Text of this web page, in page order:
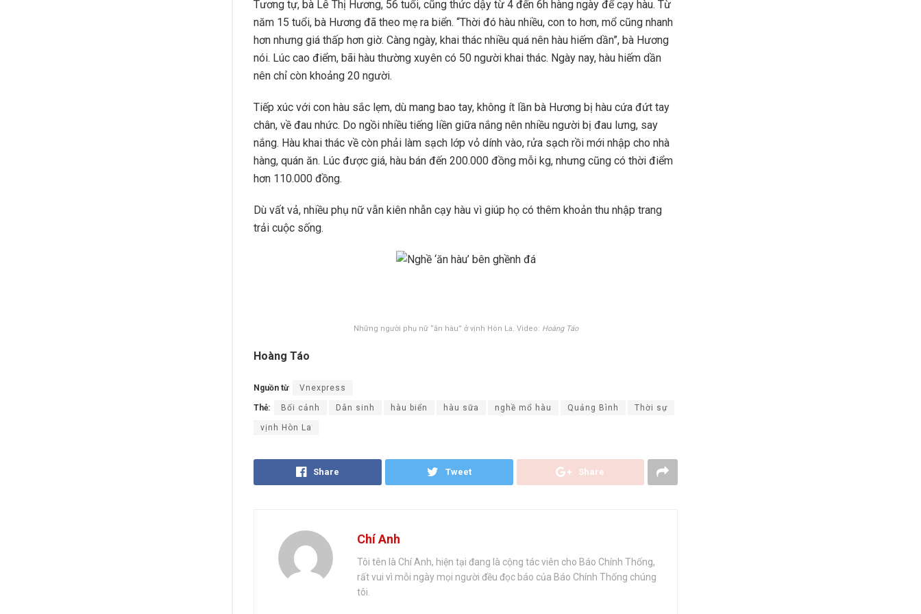
Tương tự, bà Lê Thị Hương, 56 tuổi, cũng thức dậy từ 4 đến 6h hàng ngày để cạy hàu. Từ
năm 15 tuổi, bà Hương đã theo mẹ ra biển. “Thời đó hàu nhiều, con to hơn, mổ cũng nhanh
hơn nhưng giá thấp hơn giờ. Càng ngày, khai thác nhiều quá nên hàu hiếm dần”, bà Hương
nói. Lúc cao điểm, bãi hàu thường xuyên có 50 người khai thác. Ngày nay, hàu hiếm dần
nên chỉ còn khoảng 20 người.
Tiếp xúc với con hàu sắc lẹm, dù mang bao tay, không ít lần bà Hương bị hàu cứa đứt tay
chân, về đau nhức. Do ngồi nhiều tiếng liền giữa nắng nên nhiều người bị đau lưng, say
nắng. Hàu khai thác về còn phải làm sạch lớp vỏ dính vào, rửa sạch rồi mới nhập cho nhà
hàng, quán ăn. Lúc được giá, hàu bán đến 200.000 đồng mỗi kg, nhưng cũng có thời điểm
hơn 110.000 đồng.
Dù vất vả, nhiều phụ nữ vẫn kiên nhẫn cạy hàu vì giúp họ có thêm khoản thu nhập trang
trải cuộc sống.
Những người phụ nữ “ăn hàu” ở vịnh Hòn La. Video: Hoàng Táo
Hoàng Táo
Nguồn từ Vnexpress
Thẻ: Bối cảnh Dân sinh hàu biển hàu sữa nghề mổ hàu Quảng Bình Thời sự
vịnh Hòn La
Share Tweet Share
Chí Anh
Tôi tên là Chí Anh, hiện tại đang là cộng tác viên cho Báo Chính Thống,
rất vui vì mỗi ngày mọi người đều đọc báo của Báo Chính Thống chúng
tôi.